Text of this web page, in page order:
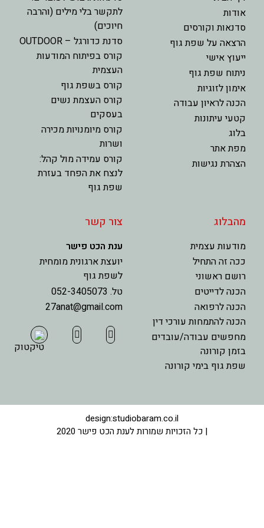
אודות
סדנאות וקורסים
הרצאה על שפת גוף
ייעוץ אישי
ניתוח שפת גוף
אימון לזוגיות
הכנה לראיון עבודה
קטעי עיתונות
בלוג
מפת אתר
הצהרת נגישות
לתקשר בלי מילים (והרבה
חיוכים)
סדנת כדורגל – OUTDOOR
קורס בפיתוח המודעות
העצמית
קורס בשפת גוף
קורס העצמת נשים
בעסקים
קורס מיומנויות מכירה
ושרות
קורס עמידה מול קהל:
לנצח את הפחד בעזרת
שפת גוף
מהבלוג
מודעות עצמית
ככה זה התחיל
רושם ראשוני
הכנה לדייטים
הכנה לרפואה
הכנה להתמחות עורכי דין
מחפשים עבודה/עובדים
בזמן קורונה
שפת גוף בימי קורונה
צור קשר
ענת הכט פישר
יועצת ארגונית מומחית
לשפת גוף
טל. 052-3405073
27anat@gmail.com
design:studiobaram.co.il
| כל הזכויות שמורות לענת הכט פישר 2020